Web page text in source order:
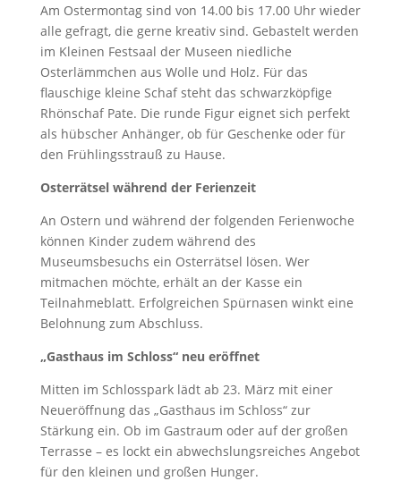
Am Ostermontag sind von 14.00 bis 17.00 Uhr wieder
alle gefragt, die gerne kreativ sind. Gebastelt werden
im Kleinen Festsaal der Museen niedliche
Osterlämmchen aus Wolle und Holz. Für das
flauschige kleine Schaf steht das schwarzköpfige
Rhönschaf Pate. Die runde Figur eignet sich perfekt
als hübscher Anhänger, ob für Geschenke oder für
den Frühlingsstrauß zu Hause.
Osterrätsel während der Ferienzeit
An Ostern und während der folgenden Ferienwoche
können Kinder zudem während des
Museumsbesuchs ein Osterrätsel lösen. Wer
mitmachen möchte, erhält an der Kasse ein
Teilnahmeblatt. Erfolgreichen Spürnasen winkt eine
Belohnung zum Abschluss.
„Gasthaus im Schloss“ neu eröffnet
Mitten im Schlosspark lädt ab 23. März mit einer
Neueröffnung das „Gasthaus im Schloss“ zur
Stärkung ein. Ob im Gastraum oder auf der großen
Terrasse – es lockt ein abwechslungsreiches Angebot
für den kleinen und großen Hunger.